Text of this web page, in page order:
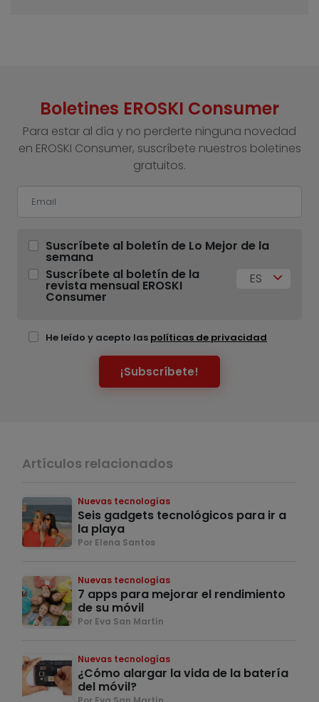
Boletines EROSKI Consumer
Para estar al día y no perderte ninguna novedad
en EROSKI Consumer, suscríbete nuestros boletines
gratuitos.
Suscríbete al boletín de Lo Mejor de la
semana
Suscríbete al boletín de la
revista mensual EROSKI
Consumer
ES
He leído y acepto las políticas de privacidad
¡Subscríbete!
Artículos relacionados
Nuevas tecnologías
Seis gadgets tecnológicos para ir a
la playa
Por Elena Santos
Nuevas tecnologías
7 apps para mejorar el rendimiento
de su móvil
Por Eva San Martín
Nuevas tecnologías
¿Cómo alargar la vida de la batería
del móvil?